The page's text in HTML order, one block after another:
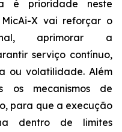
é prioridade neste
X vai reforçar o
aprimorar a
serviço contínuo,
ou volatilidade. Além
os mecanismos de
para que a execução
dentro de limites